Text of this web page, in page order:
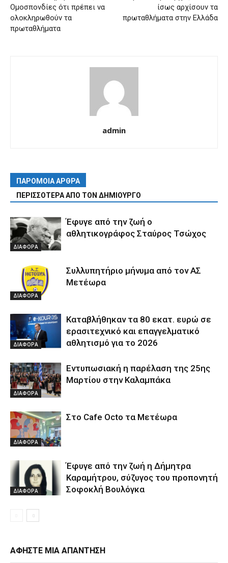
Ομοσπονδίες ότι πρέπει να
ολοκληρωθούν τα
πρωταθλήματα
ίσως αρχίσουν τα
πρωταθλήματα στην Ελλάδα
admin
ΠΑΡΟΜΟΙΑ ΑΡΘΡΑ
ΠΕΡΙΣΣΟΤΕΡΑ ΑΠΟ ΤΟΝ ΔΗΜΙΟΥΡΓΟ
ΔΙΑΦΟΡΑ
Έφυγε από την ζωή ο
αθλητικογράφος Σταύρος Τσώχος
ΔΙΑΦΟΡΑ
Συλλυπητήριο μήνυμα από τον ΑΣ
Μετέωρα
ΔΙΑΦΟΡΑ
Καταβλήθηκαν τα 80 εκατ. ευρώ σε
ερασιτεχνικό και επαγγελματικό
αθλητισμό για το 2026
ΔΙΑΦΟΡΑ
Εντυπωσιακή η παρέλαση της 25ης
Μαρτίου στην Καλαμπάκα
ΔΙΑΦΟΡΑ
Στο Cafe Octo τα Μετέωρα
ΔΙΑΦΟΡΑ
Έφυγε από την ζωή η Δήμητρα
Καραμήτρου, σύζυγος του προπονητή
Σοφοκλή Βουλόγκα
ΑΦΗΣΤΕ ΜΙΑ ΑΠΑΝΤΗΣΗ